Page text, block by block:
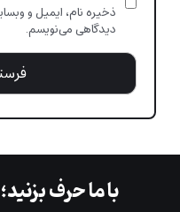
ذخیره نام، ایمیل و
دیدگاهی می‌نویسم.
با ما حرف